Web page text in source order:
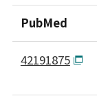
PubMed
42191875